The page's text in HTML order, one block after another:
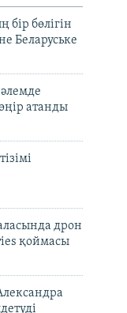
бөлігін
Беларуське
атанды
дрон
қоймасы